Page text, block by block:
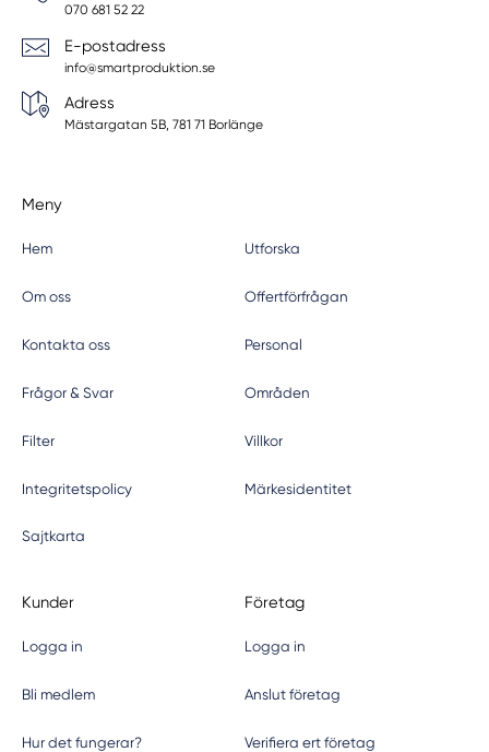
070 681 52 22
E-postadress
info@smartproduktion.se
Adress
Mästargatan 5B, 781 71 Borlänge
Meny
Hem Utforska
Om oss Offertförfrågan
Kontakta oss Personal
Frågor & Svar Områden
Filter Villkor
Integritetspolicy Märkesidentitet
Sajtkarta
Kunder
Logga in
Bli medlem
Hur det fungerar?
Företag
Logga in
Anslut företag
Verifiera ert företag